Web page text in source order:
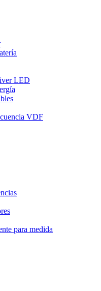
LED
VDF
para medida